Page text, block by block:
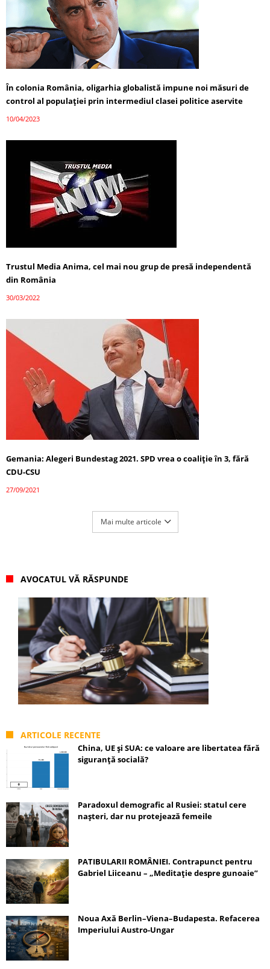
În colonia România, oligarhia globalistă impune noi măsuri de
control al populației prin intermediul clasei politice aservite
10/04/2023
Trustul Media Anima, cel mai nou grup de presă independentă
din România
30/03/2022
Gemania: Alegeri Bundestag 2021. SPD vrea o coaliție în 3, fără
CDU-CSU
27/09/2021
Mai multe articole
AVOCATUL VĂ RĂSPUNDE
ARTICOLE RECENTE
China, UE și SUA: ce valoare are libertatea fără
siguranță socială?
Paradoxul demografic al Rusiei: statul cere
nașteri, dar nu protejează femeile
PATIBULARII ROMÂNIEI. Contrapunct pentru
Gabriel Liiceanu – „Meditație despre gunoaie”
Noua Axă Berlin–Viena–Budapesta. Refacerea
Imperiului Austro-Ungar